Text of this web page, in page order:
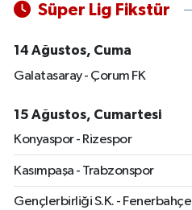
Süper Lig Fikstür
14 Ağustos, Cuma
Galatasaray - Çorum FK
15 Ağustos, Cumartesi
Konyaspor - Rizespor
Kasımpaşa - Trabzonspor
Gençlerbirliği S.K. - Fenerbahçe